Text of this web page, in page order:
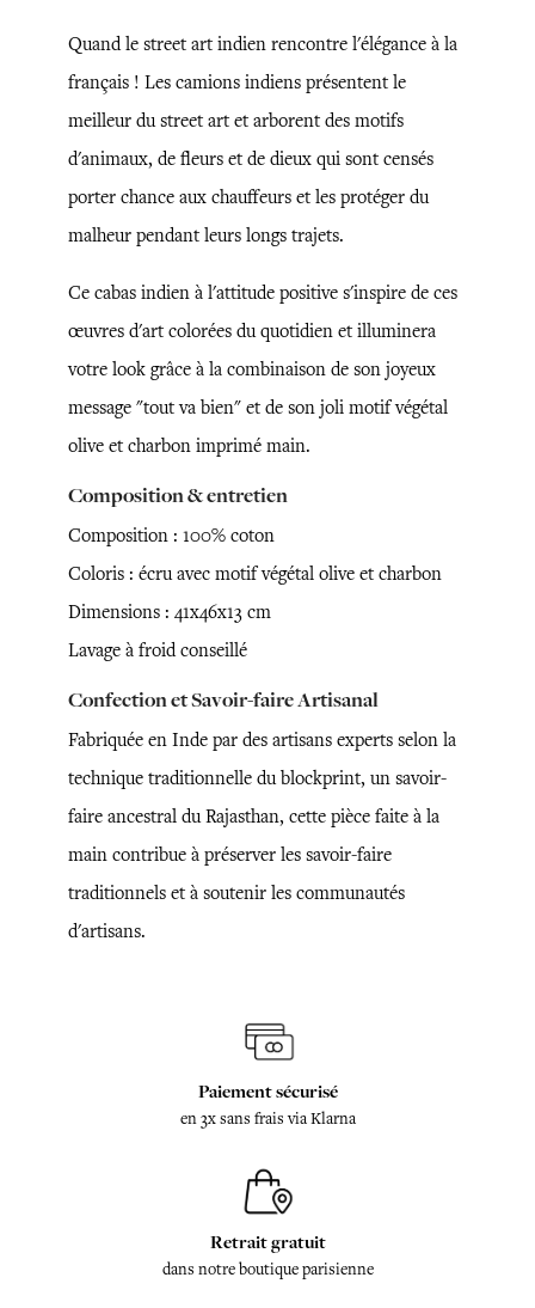
Quand le street art indien rencontre l'élégance à la
français ! Les camions indiens présentent le
meilleur du street art et arborent des motifs
d'animaux, de fleurs et de dieux qui sont censés
porter chance aux chauffeurs et les protéger du
malheur pendant leurs longs trajets.
Ce cabas indien à l'attitude positive s'inspire de ces
œuvres d'art colorées du quotidien et illuminera
votre look grâce à la combinaison de son joyeux
message "tout va bien" et de son joli motif végétal
olive et charbon imprimé main.
Composition & entretien
Composition : 100% coton
Coloris : écru avec motif végétal olive et charbon
Dimensions : 41x46x13 cm
Lavage à froid conseillé
Confection et Savoir-faire Artisanal
Fabriquée en Inde par des artisans experts selon la
technique traditionnelle du blockprint, un savoir-
faire ancestral du Rajasthan, cette pièce faite à la
main contribue à préserver les savoir-faire
traditionnels et à soutenir les communautés
d'artisans.
Paiement sécurisé
en 3x sans frais via Klarna
Retrait gratuit
dans notre boutique parisienne